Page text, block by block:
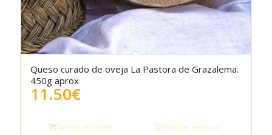
Queso curado de oveja La Pastora de Grazalema.
450g aprox
11.50€
Añadir al carrito Mostrar detalles